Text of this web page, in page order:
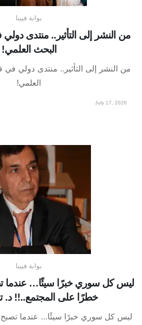
بوابة فيينا
من النشر إلى التأثير.. منتدى دولي
البحث العلمي!
من النشر إلى التأثير.. منتدى دولي في
العلمي!
July 17, 2026
بوابة فيينا
ليس كل سوري خبرًا سيئًا… عندما
خطرًا على المجتمع..!! د.
ليس كل سوري خبرًا سيئًا… عندما تصبح